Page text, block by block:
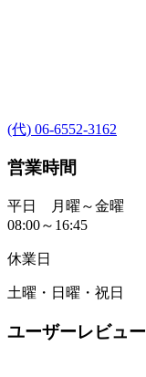
(代) 06-6552-3162
営業時間
平日 月曜～金曜
08:00～16:45
休業日
土曜・日曜・祝日
ユーザーレビュー